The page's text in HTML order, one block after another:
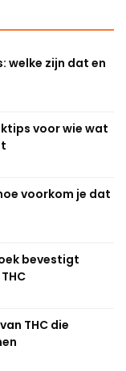
welke zijn dat en
voor wie wat
voorkom je dat
bevestigt
THC die